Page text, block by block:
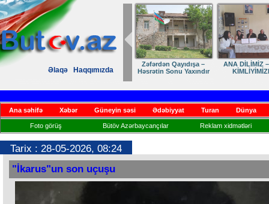
Əlaqə Haqqımızda
Zəfərdən Qayıdışa –
Həsrətin Sonu Yaxındır
ANA DİLİMİZ
Ana səhifə Xəbər Güneyin səsi Ədəbiyyat Turan Dünya
Foto görüş Bütöv Azərbaycançılar Reklam xidmətləri
Tarix : 28-05-2026, 08:24
"İkarus"un son uçuşu